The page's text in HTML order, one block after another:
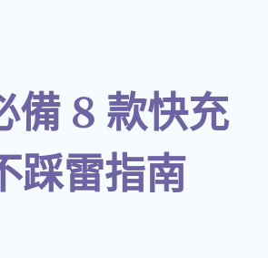
備 8 款快充
踩雷指南